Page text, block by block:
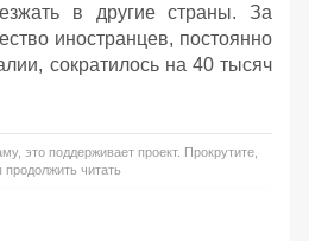
в другие страны. За
иностранцев, постоянно
сократилось на 40 тысяч
это поддерживает проект. Прокрутите,
продолжить читать